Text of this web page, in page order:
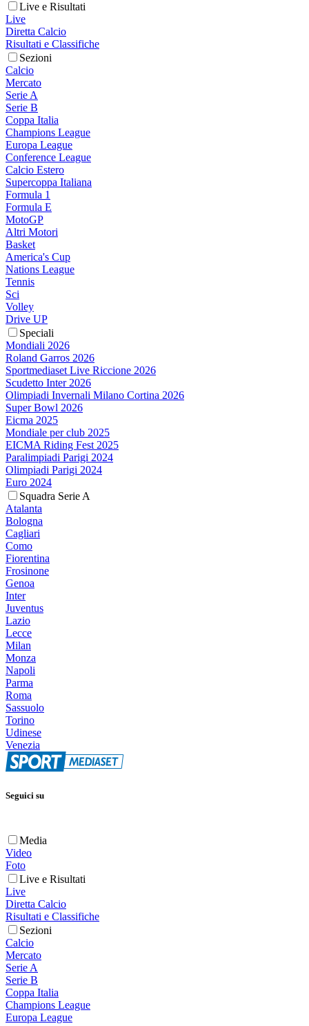
Live e Risultati
Live
Diretta Calcio
Risultati e Classifiche
Sezioni
Calcio
Mercato
Serie A
Serie B
Coppa Italia
Champions League
Europa League
Conference League
Calcio Estero
Supercoppa Italiana
Formula 1
Formula E
MotoGP
Altri Motori
Basket
America's Cup
Nations League
Tennis
Sci
Volley
Drive UP
Speciali
Mondiali 2026
Roland Garros 2026
Sportmediaset Live Riccione 2026
Scudetto Inter 2026
Olimpiadi Invernali Milano Cortina 2026
Super Bowl 2026
Eicma 2025
Mondiale per club 2025
EICMA Riding Fest 2025
Paralimpiadi Parigi 2024
Olimpiadi Parigi 2024
Euro 2024
Squadra Serie A
Atalanta
Bologna
Cagliari
Como
Fiorentina
Frosinone
Genoa
Inter
Juventus
Lazio
Lecce
Milan
Monza
Napoli
Parma
Roma
Sassuolo
Torino
Udinese
Venezia
Seguici su
Media
Video
Foto
Live e Risultati
Live
Diretta Calcio
Risultati e Classifiche
Sezioni
Calcio
Mercato
Serie A
Serie B
Coppa Italia
Champions League
Europa League